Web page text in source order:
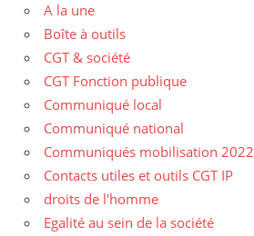
A la une
Boîte à outils
CGT & société
CGT Fonction publique
Communiqué local
Communiqué national
Communiqués mobilisation 2022
Contacts utiles et outils CGT IP
droits de l'homme
Egalité au sein de la société